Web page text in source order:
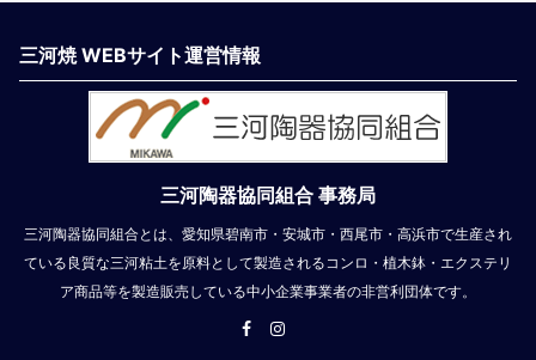
三河焼 WEBサイト運営情報
三河陶器協同組合 事務局
三河陶器協同組合とは、愛知県碧南市・安城市・西尾市・高浜市で生産され
ている良質な三河粘土を原料として製造されるコンロ・植木鉢・エクステリ
ア商品等を製造販売している中小企業事業者の非営利団体です。